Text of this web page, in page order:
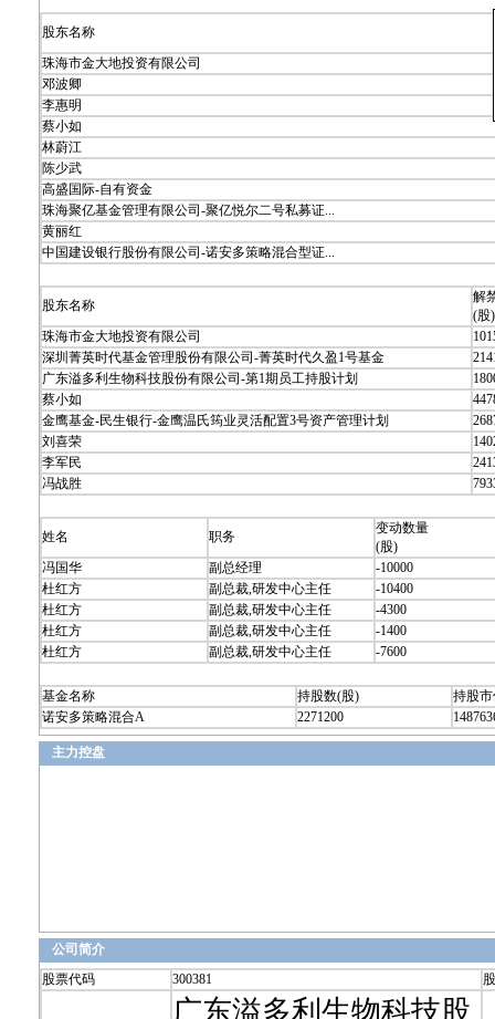
股东名称
珠海市金大地投资有限公司
邓波卿
李惠明
蔡小如
林蔚江
陈少武
高盛国际-自有资金
珠海聚亿基金管理有限公司-聚亿悦尔二号私募证...
黄丽红
中国建设银行股份有限公司-诺安多策略混合型证...
股东名称
解
(股)
珠海市金大地投资有限公司
深圳菁英时代基金管理股份有限公司-菁英时代久盈1号基金
广东溢多利生物科技股份有限公司-第1期员工持股计划
蔡小如
金鹰基金-民生银行-金鹰温氏筠业灵活配置3号资产管理计划
刘喜荣
李军民
冯战胜
姓名 职务
变动数量
(股)
冯国华
副总经理
-10000
杜红方
副总裁,研发中心主任
-10400
杜红方
副总裁,研发中心主任
-4300
杜红方
副总裁,研发中心主任
-1400
杜红方
副总裁,研发中心主任 -7600
基金名称 持股数(股)
持股
诺安多策略混合A
2271200
主力控盘
公司简介
股票代码
300381
广东溢多利生物科技股